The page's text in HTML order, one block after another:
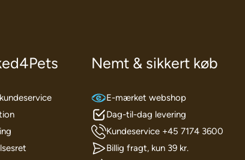
Nemt & sikkert køb
E-mærket webshop
Dag-til-dag levering
Kundeservice +45 7174 3600
Billig fragt, kun 39 kr.